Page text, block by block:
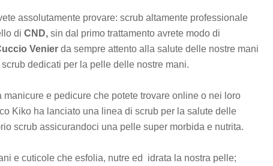
assolutamente provare: scrub altamente professionale
di CND, sin dal primo trattamento avrete modo di
Venier da sempre attento alla salute delle nostre mani
dedicati per la pelle delle nostre mani.
e pedicure che potete trovare online o nei loro
Kiko ha lanciato una linea di scrub per la salute delle
scrub assicurandoci una pelle super morbida e nutrita.
e cuticole che esfolia, nutre ed idrata la nostra pelle;